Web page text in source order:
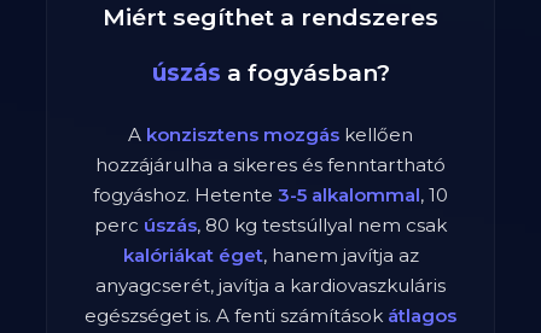
Miért segíthet a rendszeres
úszás a fogyásban?
A konzisztens mozgás kellően
hozzájárulha a sikeres és fenntartható
fogyáshoz. Hetente 3-5 alkalommal, 10
perc úszás, 80 kg testsúllyal nem csak
kalóriákat éget, hanem javítja az
anyagcserét, javítja a kardiovaszkuláris
egészséget is. A fenti számítások átlagos